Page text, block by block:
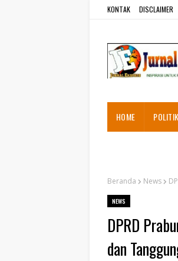
KONTAK DISCLAIMER
HOME POLITIK
Beranda News
NEWS
DPRD
dan